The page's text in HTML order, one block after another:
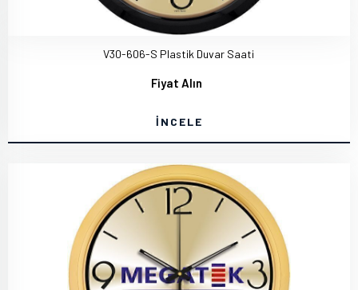
V30-606-S Plastik Duvar Saati
Fiyat Alın
İNCELE